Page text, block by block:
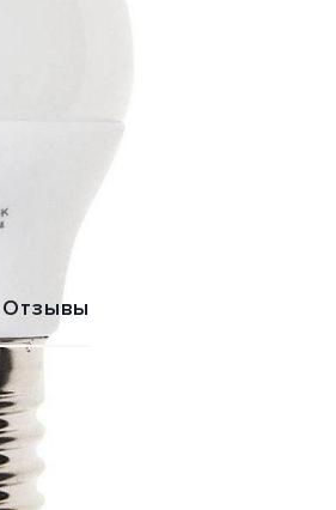
Отзывы
Jazzway (Китай). Цвет товара
одной лампы составляет 5 Вт.